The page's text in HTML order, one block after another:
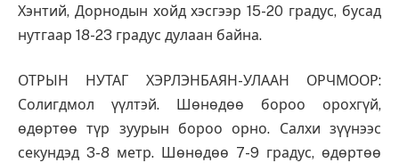
Хэнтий, Дорнодын хойд хэсгээр 15-20 градус, бусад
нутгаар 18-23 градус дулаан байна.
ОТРЫН НУТАГ ХЭРЛЭНБАЯН-УЛААН ОРЧМООР:
Солигдмол үүлтэй. Шөнөдөө бороо орохгүй,
өдөртөө түр зуурын бороо орно. Салхи зүүнээс
секундэд 3-8 метр. Шөнөдөө 7-9 градус, өдөртөө